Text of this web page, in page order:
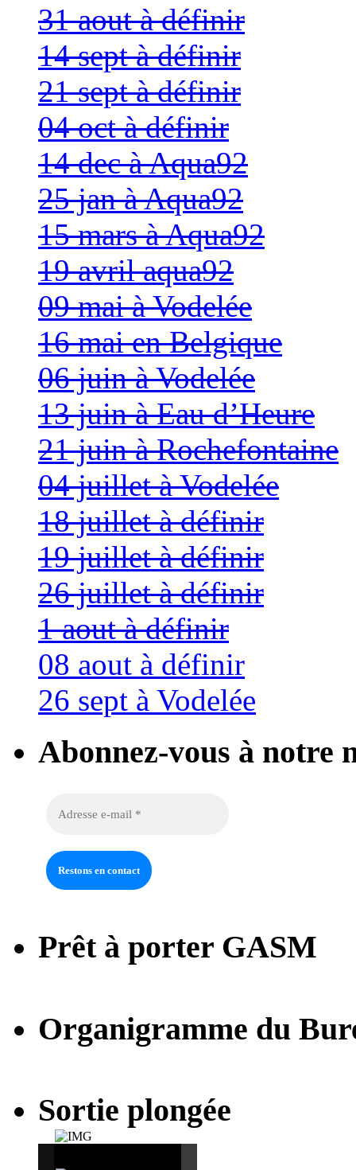
31 aout à définir
14 sept à définir
21 sept à définir
04 oct à définir
14 dec à Aqua92
25 jan à Aqua92
15 mars à Aqua92
19 avril aqua92
09 mai à Vodelée
16 mai en Belgique
06 juin à Vodelée
13 juin à Eau d’Heure
21 juin à Rochefontaine
04 juillet à Vodelée
18 juillet à définir
19 juillet à définir
26 juillet à définir
1 aout à définir
08 aout à définir
26 sept à Vodelée
Abonnez-vous à notre
Prêt à porter GASM
Organigramme du
Sortie plongée